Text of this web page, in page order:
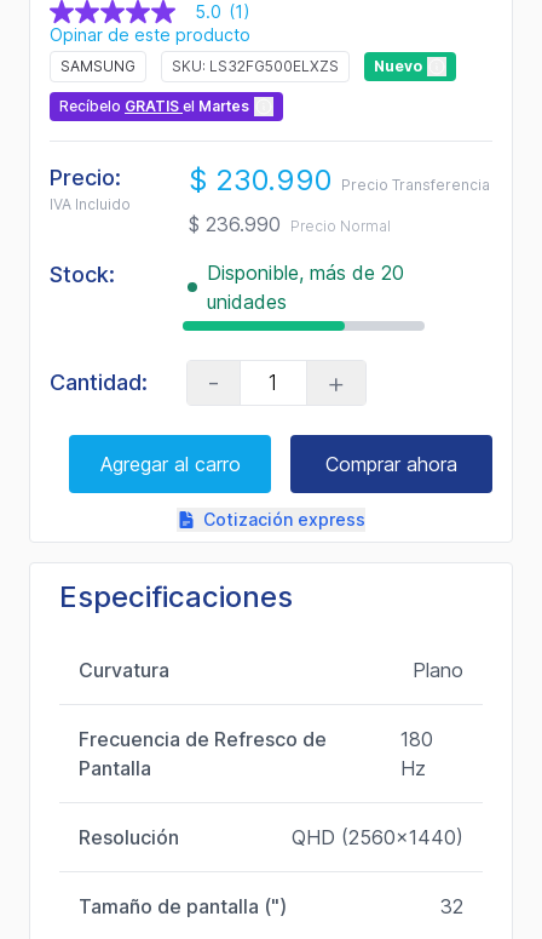
5.0
de
5
estrellas,
valor
medio
de
Read
a
Review.
la
5.0 (1)
Opinar de este producto
SAMSUNG SKU: LS32FG500ELXZS Nuevo
Recíbelo GRATIS el Martes
Precio:
IVA Incluido
$ 230.990 Precio Transferencia
$ 236.990 Precio Normal
Stock:
Disponible, más de 20
unidades
Cantidad: - +
Agregar al carro Comprar ahora
Cotización express
Especificaciones
Curvatura Plano
Frecuencia de Refresco de
Pantalla
180
Hz
Resolución QHD (2560x1440)
Tamaño de pantalla (") 32